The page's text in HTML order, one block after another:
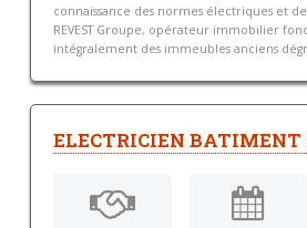
connaissance des normes électriques et
REVEST Groupe, opérateur immobilier
intégralement des immeubles anciens
ELECTRICIEN BATIMENT